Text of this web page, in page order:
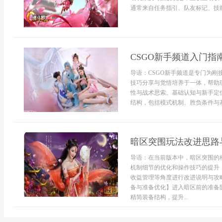
通常来自任务指引、队友标记、技
CSGO新手频道入门指
导语：CSGO新手频道是专门为刚
技巧分享与觉悟培养于一体，帮
性与战术思索。基础认知与新手
结构，包括模式机制、胜负条件
暗区突围玩法改进思
导语：在当前版本中，暗区突围
机制细节的优化和操作技巧的提
收益管理等角度进行改进说明与
备与准备优化】进入暗区前的准
精简装备结构，提升...